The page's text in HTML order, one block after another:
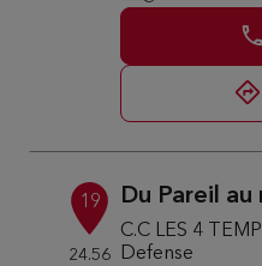
19
24.56
Du Pareil au
C.C LES 4
Defense